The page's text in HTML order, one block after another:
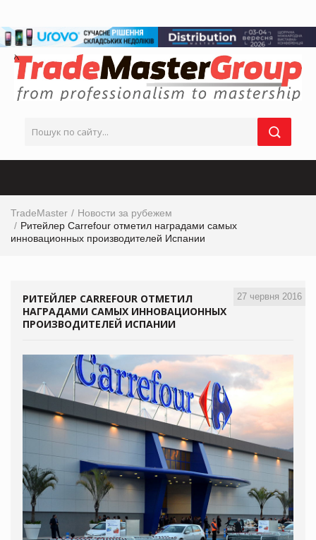
TradeMaster
Новости за рубежем
Ритейлер Carrefour отметил наградами самых
инновационных производителей Испании
27 червня 2016
РИТЕЙЛЕР CARREFOUR ОТМЕТИЛ
НАГРАДАМИ САМЫХ ИННОВАЦИОННЫХ
ПРОИЗВОДИТЕЛЕЙ ИСПАНИИ